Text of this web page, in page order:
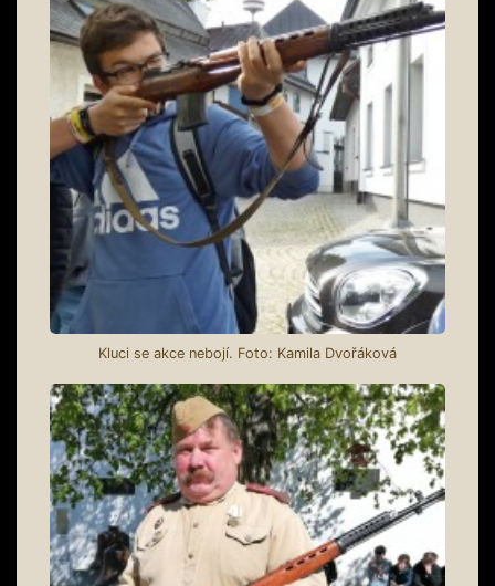
Kluci se akce nebojí. Foto: Kamila Dvořáková